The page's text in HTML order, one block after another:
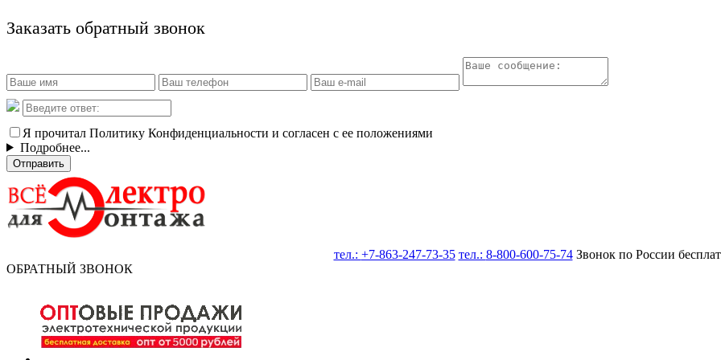
Заказать обратный звонок
Я прочитал Политику Конфиденциальности и согласен с ее положениями
Подробнее...
Отправить
тел.: +7-863-247-73-35 тел.: 8-800-600-75-74Звонок по России
ОБРАТНЫЙ ЗВОНОК